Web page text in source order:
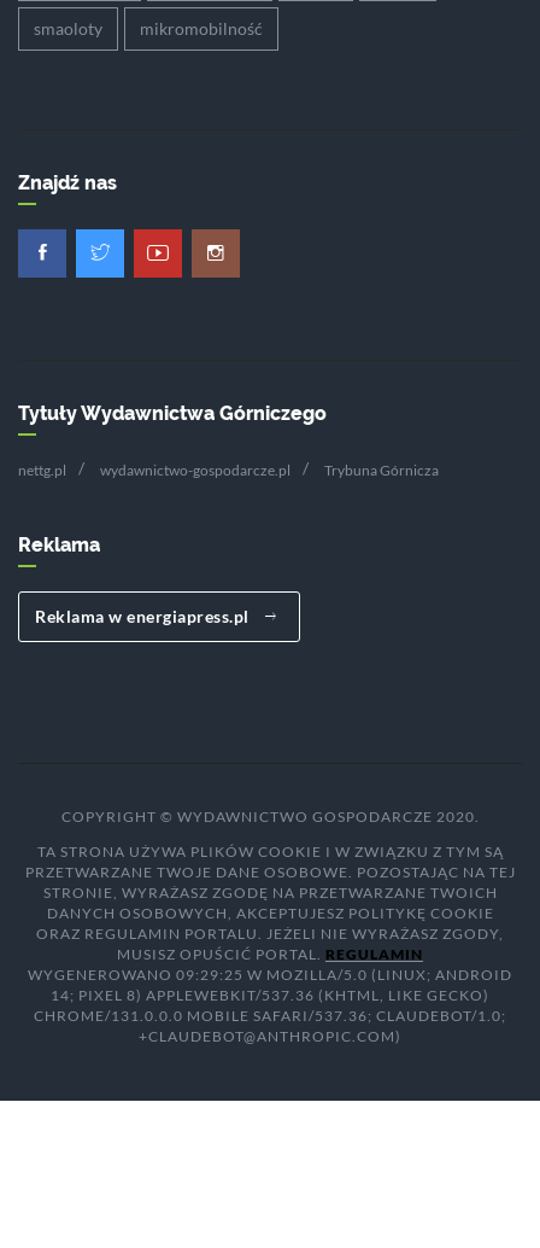
smaoloty mikromobilność
Znajdź nas
Tytuły Wydawnictwa Górniczego
nettg.pl wydawnictwo-gospodarcze.pl Trybuna Górnicza
Reklama
Reklama w energiapress.pl
COPYRIGHT © WYDAWNICTWO GOSPODARCZE 2020.
TA STRONA UŻYWA PLIKÓW COOKIE I W ZWIĄZKU Z TYM SĄ
PRZETWARZANE TWOJE DANE OSOBOWE. POZOSTAJĄC NA TEJ
STRONIE, WYRAŻASZ ZGODĘ NA PRZETWARZANE TWOICH
DANYCH OSOBOWYCH, AKCEPTUJESZ POLITYKĘ COOKIE
ORAZ REGULAMIN PORTALU. JEŻELI NIE WYRAŻASZ ZGODY,
MUSISZ OPUŚCIĆ PORTAL. REGULAMIN
WYGENEROWANO 09:29:25 W MOZILLA/5.0 (LINUX; ANDROID
14; PIXEL 8) APPLEWEBKIT/537.36 (KHTML, LIKE GECKO)
CHROME/131.0.0.0 MOBILE SAFARI/537.36; CLAUDEBOT/1.0;
+CLAUDEBOT@ANTHROPIC.COM)